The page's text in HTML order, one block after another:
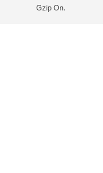
Gzip On.